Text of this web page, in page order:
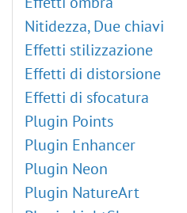
Nitidezza, Due chiavi
Effetti stilizzazione
Effetti di distorsione
Effetti di sfocatura
Plugin Points
Plugin Enhancer
Plugin Neon
Plugin NatureArt